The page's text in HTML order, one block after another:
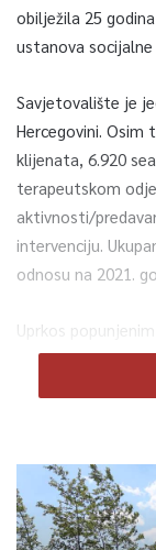
obilježila 25
ustanova socijalne
Savjetovalište je
Hercegovini. Osim
klijenata, 6.920
terapeutskom
aktivnosti/
intervenciju.
odnosu na 2021.
Uprkos
tretman iznosi
ustanova
vrste van